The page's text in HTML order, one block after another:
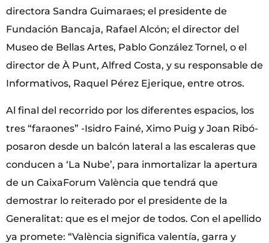
directora Sandra Guimaraes; el presidente de
Fundación Bancaja, Rafael Alcón; el director del
Museo de Bellas Artes, Pablo González Tornel, o el
director de À Punt, Alfred Costa, y su responsable de
Informativos, Raquel Pérez Ejerique, entre otros.
Al final del recorrido por los diferentes espacios, los
tres “faraones” -Isidro Fainé, Ximo Puig y Joan Ribó-
posaron desde un balcón lateral a las escaleras que
conducen a ‘La Nube’, para inmortalizar la apertura
de un CaixaForum València que tendrá que
demostrar lo reiterado por el presidente de la
Generalitat: que es el mejor de todos. Con el apellido
ya promete: “València significa valentía, garra y